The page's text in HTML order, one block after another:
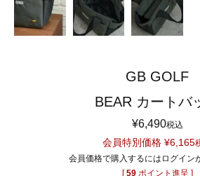
GB GOLF
BEAR カートバ
¥6,490税込
会員特別価格 ¥6,165
会員価格で購入するにはログイン
[ 59 ポイント進呈 ]